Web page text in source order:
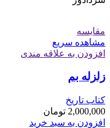
مقایسه
مشاهده سریع
افزودن به علاقه مندی
زلزله بم
کتاب تاریخ
2,000,000 تومان
افزودن به سبد خرید